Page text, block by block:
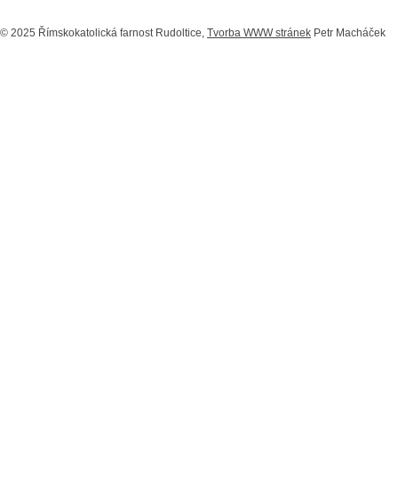
© 2025 Římskokatolická farnost Rudoltice, Tvorba WWW stránek Petr Macháček